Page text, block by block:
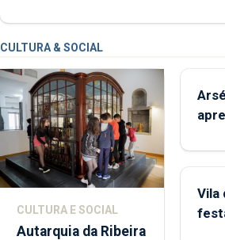
CULTURA & SOCIAL
CULTURA E SOCIAL
Autarquia da Ribeira
Vila